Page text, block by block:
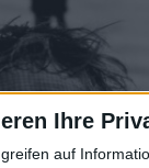
Ihre
auf